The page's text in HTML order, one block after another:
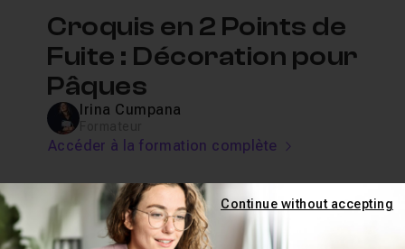
Croquis en 2 Points de
Fuite : Décoration pour
Pâques
Irina Cumpana
Accéder à la formation complète